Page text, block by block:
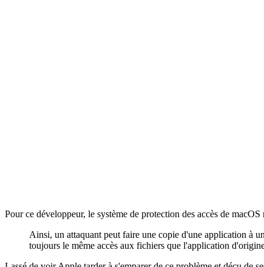
Pour ce développeur, le système de protection des accès de
Ainsi, un attaquant peut faire une copie d'une application à
toujours le même accès aux fichiers que l'application